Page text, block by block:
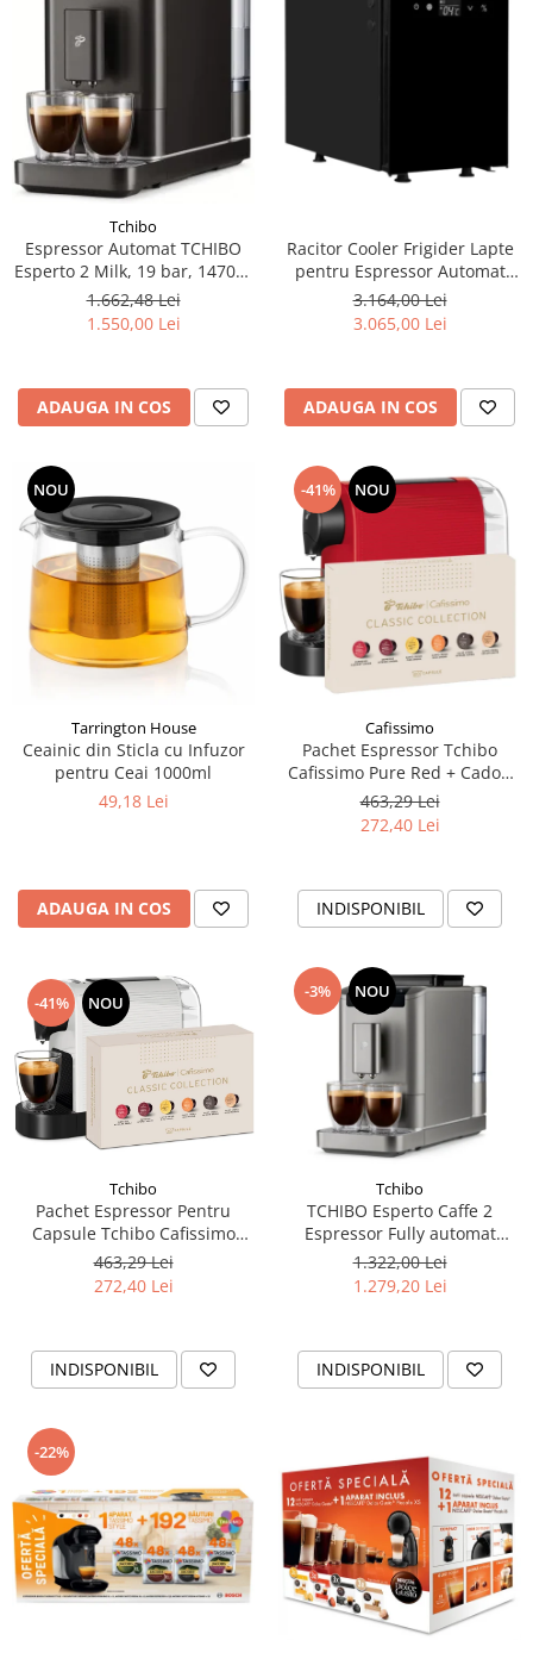
Tchibo
Espressor Automat TCHIBO
Esperto 2 Milk, 19 bar, 1470w,
sistem spumare lapte, Negru
Granit
1.662,48 Lei
1.550,00 Lei
ADAUGA IN COS
Racitor Cooler Frigider Lapte
pentru Espressor Automat
TCHIBO Coffea Office 4L
3.164,00 Lei
3.065,00 Lei
ADAUGA IN COS
NOU
Tarrington House
Ceainic din Sticla cu Infuzor
pentru Ceai 1000ml
49,18 Lei
ADAUGA IN COS
-41% NOU
Cafissimo
Pachet Espressor Tchibo
Cafissimo Pure Red + Cadou
60 de Capsule Cafissimo
Classic Collection
463,29 Lei
272,40 Lei
INDISPONIBIL
-41% NOU
Tchibo
Pachet Espressor Pentru
Capsule Tchibo Cafissimo
Pure Alb + TCHIBO CAFISSIMO
Set Capsule 6 Sortimente
463,29 Lei
272,40 Lei
INDISPONIBIL
-3% NOU
Tchibo
TCHIBO Esperto Caffe 2
Espressor Fully automat
Titanium Silver Pentru Cafea
Boabe
1.322,00 Lei
1.279,20 Lei
INDISPONIBIL
-22%